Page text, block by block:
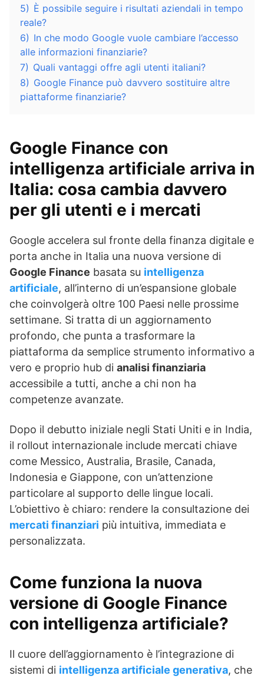
5) È possibile seguire i risultati aziendali in tempo
reale?
6) In che modo Google vuole cambiare l’accesso
alle informazioni finanziarie?
7) Quali vantaggi offre agli utenti italiani?
8) Google Finance può davvero sostituire altre
piattaforme finanziarie?
Google Finance con
intelligenza artificiale arriva in
Italia: cosa cambia davvero
per gli utenti e i mercati
Google accelera sul fronte della finanza digitale e
porta anche in Italia una nuova versione di
Google Finance basata su intelligenza
artificiale, all’interno di un’espansione globale
che coinvolgerà oltre 100 Paesi nelle prossime
settimane. Si tratta di un aggiornamento
profondo, che punta a trasformare la
piattaforma da semplice strumento informativo a
vero e proprio hub di analisi finanziaria
accessibile a tutti, anche a chi non ha
competenze avanzate.
Dopo il debutto iniziale negli Stati Uniti e in India,
il rollout internazionale include mercati chiave
come Messico, Australia, Brasile, Canada,
Indonesia e Giappone, con un’attenzione
particolare al supporto delle lingue locali.
L’obiettivo è chiaro: rendere la consultazione dei
mercati finanziari più intuitiva, immediata e
personalizzata.
Come funziona la nuova
versione di Google Finance
con intelligenza artificiale?
Il cuore dell’aggiornamento è l’integrazione di
sistemi di intelligenza artificiale generativa, che